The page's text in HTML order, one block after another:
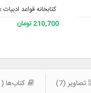
کتابخانه قواعد ادبیات
210,700 تومان
تصاویر (7) کتاب‌ها (141)